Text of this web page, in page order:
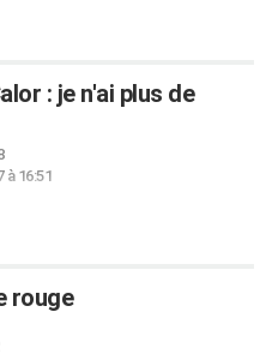
: je n'ai plus de
à 16:51
rouge